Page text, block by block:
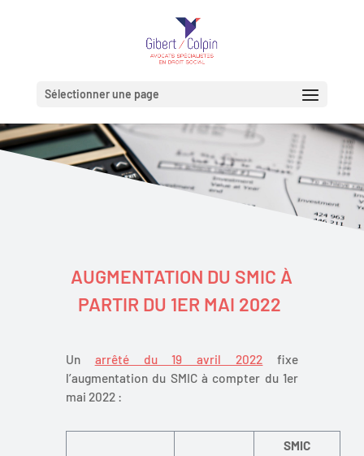
Sélectionner une page
AUGMENTATION DU SMIC À
PARTIR DU 1ER MAI 2022
Un arrêté du 19 avril 2022 fixe
l’augmentation du SMIC à compter du 1er
mai 2022 :
SMIC